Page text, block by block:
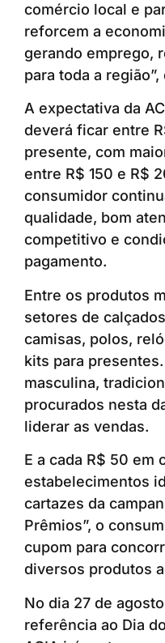
comércio local e
reforcem a
gerando emprego,
para toda a
A expectativa da
deverá ficar entre
presente, com
entre R$ 150 e R$
consumidor
qualidade, bom
competitivo e
pagamento.
Entre os produtos
setores de
camisas, polos,
kits para
masculina,
procurados nesta
liderar as vendas.
E a cada R$ 50 em
estabelecimentos
cartazes da
Prêmios”, o
cupom para
diversos produtos
No dia 27 de
referência ao Dia